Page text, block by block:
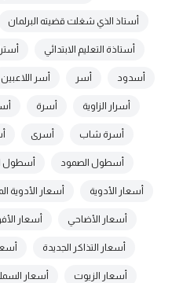
أستاذ الذي شغلت قضيته البرلمان
أستاذة التعليم الابتدائي
أسدود أسر أسر اللاعبين
أسرار الزاوية أسرة
أسرة شاب أسرى
أسطول الصمود أسطول
أسعار الأدوية أسعار الأدوية
أسعار الأضاحي أسعار
أسعار التذاكر الجديدة
أسعار الزيوت أسعار